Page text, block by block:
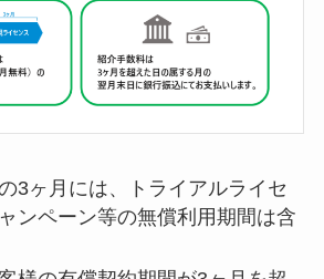
3ヶ月には、トライアルライセ
ンペーン等の無償利用期間は含